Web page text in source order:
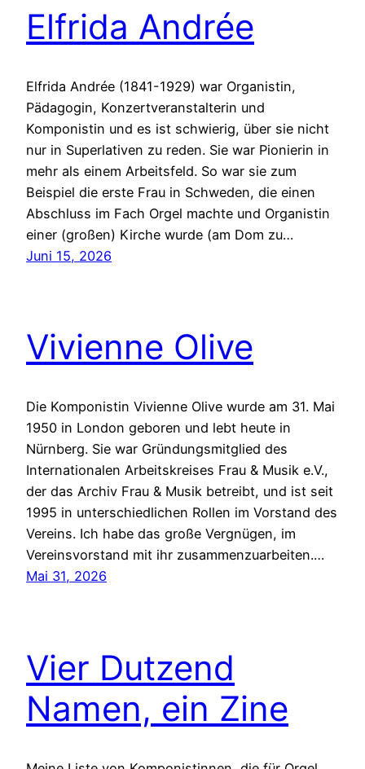
Elfrida Andrée
Elfrida Andrée (1841-1929) war Organistin,
Pädagogin, Konzertveranstalterin und
Komponistin und es ist schwierig, über sie nicht
nur in Superlativen zu reden. Sie war Pionierin in
mehr als einem Arbeitsfeld. So war sie zum
Beispiel die erste Frau in Schweden, die einen
Abschluss im Fach Orgel machte und Organistin
einer (großen) Kirche wurde (am Dom zu…
Juni 15, 2026
Vivienne Olive
Die Komponistin Vivienne Olive wurde am 31. Mai
1950 in London geboren und lebt heute in
Nürnberg. Sie war Gründungsmitglied des
Internationalen Arbeitskreises Frau & Musik e.V.,
der das Archiv Frau & Musik betreibt, und ist seit
1995 in unterschiedlichen Rollen im Vorstand des
Vereins. Ich habe das große Vergnügen, im
Vereinsvorstand mit ihr zusammenzuarbeiten.…
Mai 31, 2026
Vier Dutzend
Namen, ein Zine